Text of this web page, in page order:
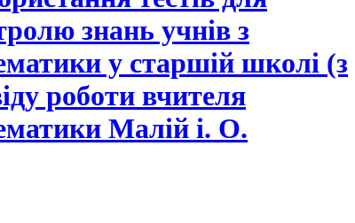
знань учнів з
у старшій школі (з
роботи вчителя
Малій і. О.